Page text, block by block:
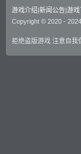
游戏介绍|新闻公告|游戏
Copyright © 2020 -
拒绝盗版游戏 注意自我